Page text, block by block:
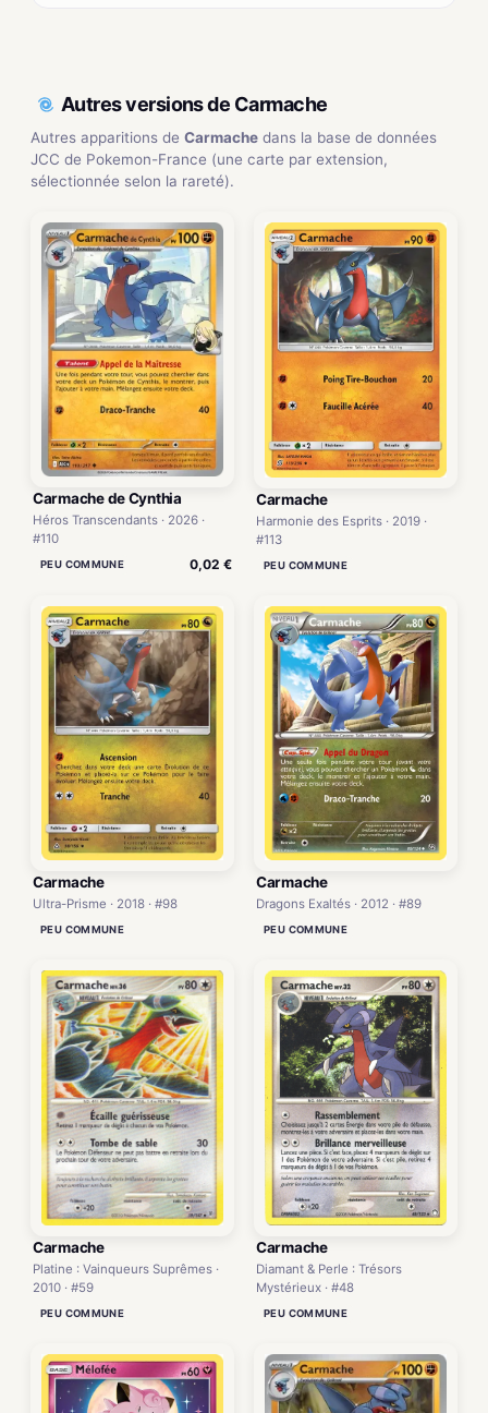
Autres versions de Carmache
Autres apparitions de Carmache dans la base de données
JCC de Pokemon-France (une carte par extension,
sélectionnée selon la rareté).
Carmache de Cynthia
Héros Transcendants · 2026 ·
#110
PEU COMMUNE 0,02 €
Carmache
Harmonie des Esprits · 2019 ·
#113
PEU COMMUNE
Carmache
Ultra-Prisme · 2018 · #98
PEU COMMUNE
Carmache
Dragons Exaltés · 2012 · #89
PEU COMMUNE
Carmache
Platine : Vainqueurs Suprêmes ·
2010 · #59
PEU COMMUNE
Carmache
Diamant & Perle : Trésors
Mystérieux · #48
PEU COMMUNE